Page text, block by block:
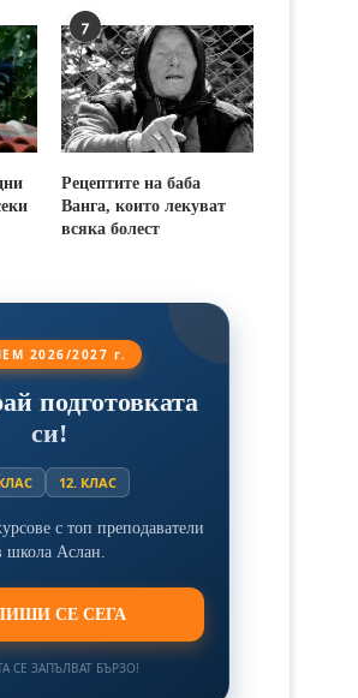
7
Рецептите на баба
Ванга, които лекуват
всяка болест
2026/2027 г.
подготовката
си!
12. КЛАС
с топ преподаватели
школа Аслан.
СЕ СЕГА
СЕ ЗАПЪЛВАТ БЪРЗО!